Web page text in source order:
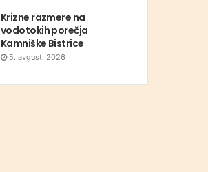
Krizne razmere na
vodotokih porečja
Kamniške Bistrice
5. avgust, 2026